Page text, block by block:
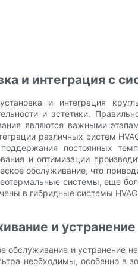
и интеграция с
и интеграция
и эстетики.
являются важными
различных систем
постоянных
и оптимизации
обслуживание, что
системы, еще
в гибридные системы
и
обслуживание и устранение
необходимы, особенно в